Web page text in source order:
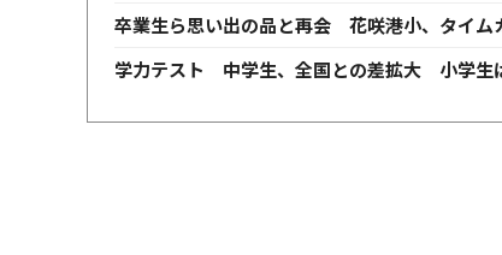
卒業生ら思い出の品と再会 花咲港小、タイム
学力テスト 中学生、全国との差拡大 小学生